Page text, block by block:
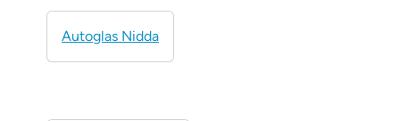
Autoglas Nidda